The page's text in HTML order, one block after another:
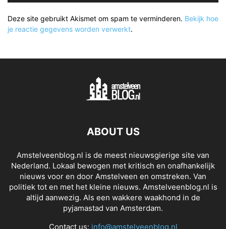
Deze site gebruikt Akismet om spam te verminderen. Bekijk hoe
je reactie gegevens worden verwerkt.
ABOUT US
Amstelveenblog.nl is de meest nieuwsgierige site van
Nederland. Lokaal bewogen met kritisch en onafhankelijk
nieuws voor en door Amstelveen en omstreken. Van
politiek tot en met het kleine nieuws. Amstelveenblog.nl is
altijd aanwezig. Als een wakkere waakhond in de
pyjamastad van Amsterdam.
Contact us: info@amstelveenblog.nl